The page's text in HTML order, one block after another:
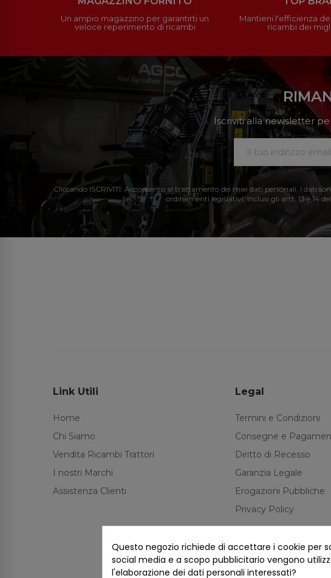
Un ampio magazzino per garantirti un
veloce reperimento di ricambi
Mantieni l'efficienza
ricambi dei
Iscriviti alla newsletter
Cliccando ISCRIVITI: Acconsento al trattamento dei miei dati personali. I dati
ordinamenti legislativi, inclusi gli artt. 13 e 14
Link Utili
Home
Chi Siamo
Vendita Ricambi Trattori
I nostri Marchi
Assistenza Clienti
Legal
Termini e Condizioni
Consegne e
Diritto di Recesso
Garanzia Legale
Erogazioni Pubbliche
Privacy Policy
Questo negozio richiede di accettare i cookie per
social media e a scopo pubblicitario vengono
l'elaborazione dei dati personali interessati?